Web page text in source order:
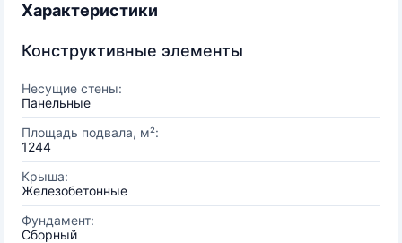
Характеристики
Конструктивные элементы
Несущие стены:
Панельные
Площадь подвала, м²:
1244
Крыша:
Железобетонные
Фундамент:
Сборный